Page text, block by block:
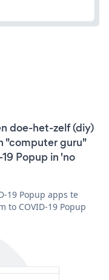
doe-het-zelf (diy)
"computer guru"
Popup in 'no
19 Popup apps te
to COVID-19 Popup